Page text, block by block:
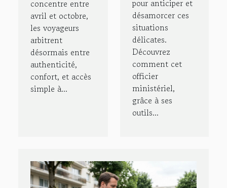
concentre entre
avril et octobre,
les voyageurs
arbitrent
désormais entre
authenticité,
confort, et accès
simple à...
pour anticiper et
désamorcer ces
situations
délicates.
Découvrez
comment cet
officier
ministériel,
grâce à ses
outils...